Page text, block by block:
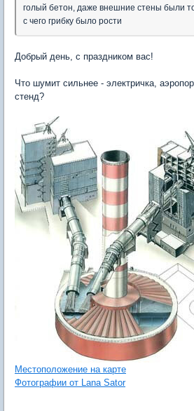
голый бетон, даже внешние стены были
с чего грибку было рости
Добрый день, с праздником вас!
Что шумит сильнее - электричка,
стенд?
Местоположение на карте
Фотографии от Lana Sator